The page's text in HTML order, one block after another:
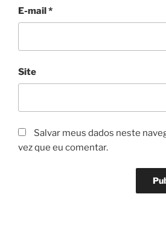
E-mail*
Site
Salvar meus dados neste
vez que eu comentar.